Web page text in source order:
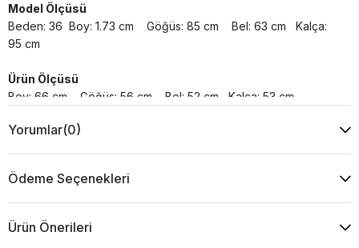
Model Ölçüsü
Beden: 36 Boy: 1.73 cm Göğüs: 85 cm Bel: 63 cm Kalça:
95 cm
Ürün Ölçüsü
Boy: 66 cm Göğüs: 56 cm Bel: 52 cm Kalça: 53 cm
Yıkama Talimatı :
Kuru Temizleme , Trikloretilen Ayırıçısıyla Az Çözücü
Kullanınız
Düşük Isıda Ütüleme Yapınız
Yorumlar(0)
Ödeme Seçenekleri
Ürün Önerileri